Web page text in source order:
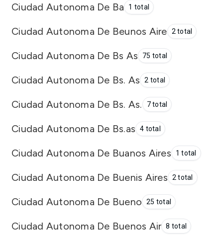
Ciudad Autonoma De Ba 1 total
Ciudad Autonoma De Beunos Aire 2 total
Ciudad Autonoma De Bs As 75 total
Ciudad Autonoma De Bs. As 2 total
Ciudad Autonoma De Bs. As. 7 total
Ciudad Autonoma De Bs.as 4 total
Ciudad Autonoma De Buanos Aires 1 total
Ciudad Autonoma De Buenis Aires 2 total
Ciudad Autonoma De Bueno 25 total
Ciudad Autonoma De Buenos Air 8 total